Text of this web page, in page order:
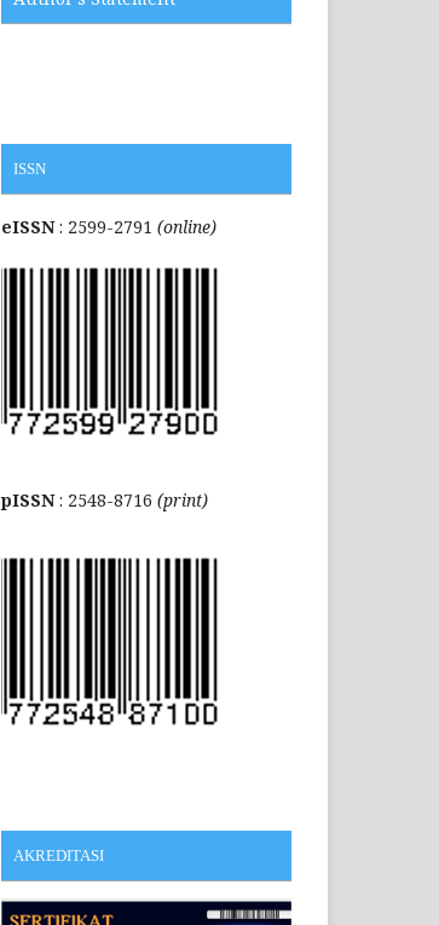
ISSN
eISSN: 2599-2791 (online)
pISSN: 2548-8716 (print)
AKREDITASI